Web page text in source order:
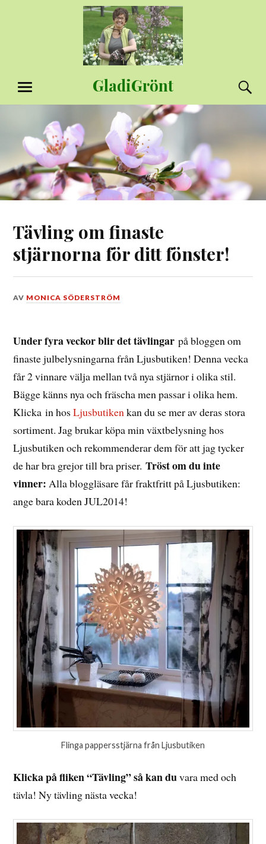
GladiGrönt
MENY
Tävling om finaste
stjärnorna för ditt fönster!
DEN
2014
AV MONICA SÖDERSTRÖM
Under fyra veckor blir det tävlingar på bloggen om
finaste julbelysningarna från Ljusbutiken! Denna vecka
får 2 vinnare välja mellan två nya stjärnor i olika stil.
Bägge känns nya och fräscha men passar i olika hem.
Klicka in hosLjusbutikenkan du se mer av deras stora
sortiment. Jag brukar köpa min växtbelysning hos
Ljusbutiken och rekommenderar dem för att jag tycker
de har bra grejor till bra priser.Tröst om du inte
vinner: Alla bloggläsare får fraktfritt på Ljusbutiken:
ange bara koden JUL2014!
Flinga pappersstjärna från Ljusbutiken
Klicka på fliken “Tävling” så kan duvara med och
tävla! Ny tävling nästa vecka!